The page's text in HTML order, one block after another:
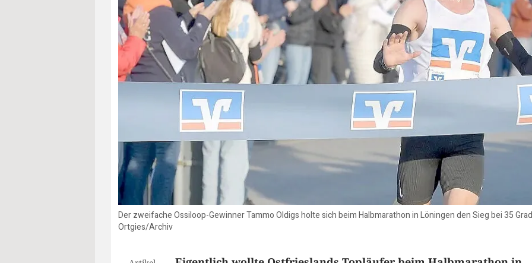
Der zweifache Ossiloop-Gewinner Tammo Oldigs holte sich beim Halbmarathon in Löningen den Sieg bei 35
Ortgies/Archiv